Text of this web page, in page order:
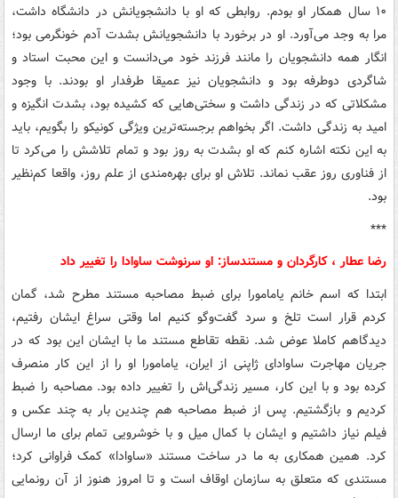
۱۰ سال همکار او بودم. روابطی که او با دانشجویانش در دانشگاه داشت،
مرا به وجد می‌آورد. او در برخورد با دانشجویانش بشدت آدم خونگرمی بود؛
انگار همه دانشجویان را مانند فرزند خود می‌دانست و این محبت استاد و
شاگردی دوطرفه بود و دانشجویان نیز عمیقا طرفدار او بودند. با وجود
مشکلاتی که در زندگی داشت و سختی‌هایی که کشیده بود، بشدت انگیزه و
امید به زندگی داشت. اگر بخواهم برجسته‌ترین ویژگی کونیکو را بگویم، باید
به این نکته اشاره کنم که او بشدت به روز بود و تمام تلاشش را می‌کرد تا
از فناوری روز عقب نماند. تلاش او برای بهره‌مندی از علم روز، واقعا کم‌نظیر
بود.
***
رضا عطار ، کارگردان و مستندساز: او سرنوشت ساوادا را تغییر داد
ابتدا که اسم خانم یامامورا برای ضبط مصاحبه مستند مطرح شد، گمان
کردم قرار است تلخ و سرد گفت‌وگو کنیم اما وقتی سراغ ایشان رفتیم،
دیدگاهم کاملا عوض شد. نقطه تقاطع مستند ما با ایشان این بود که در
جریان مهاجرت ساوادای ژاپنی از ایران، یامامورا او را از این کار منصرف
کرده بود و با این کار، مسیر زندگی‌اش را تغییر داده بود. مصاحبه را ضبط
کردیم و بازگشتیم. پس از ضبط مصاحبه هم چندین بار به چند عکس و
فیلم نیاز داشتیم و ایشان با کمال میل و با خوشرویی تمام برای ما ارسال
کرد. همین همکاری به ما در ساخت مستند «ساوادا» کمک فراوانی کرد؛
مستندی که متعلق به سازمان اوقاف است و تا امروز هنوز از آن رونمایی